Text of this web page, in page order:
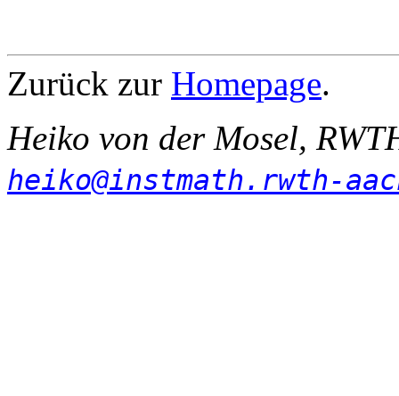
Zurück zur Homepage.
Heiko von der Mosel,
heiko@instmath.rwth-